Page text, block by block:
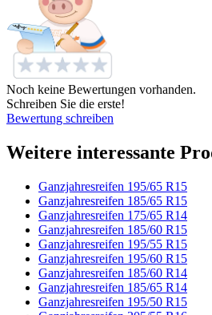
Noch keine Bewertungen vorhanden.
Schreiben Sie die erste!
Bewertung schreiben
Weitere interessante
Ganzjahresreifen 195/65 R15
Ganzjahresreifen 185/65 R15
Ganzjahresreifen 175/65 R14
Ganzjahresreifen 185/60 R15
Ganzjahresreifen 195/55 R15
Ganzjahresreifen 195/60 R15
Ganzjahresreifen 185/60 R14
Ganzjahresreifen 185/65 R14
Ganzjahresreifen 195/50 R15